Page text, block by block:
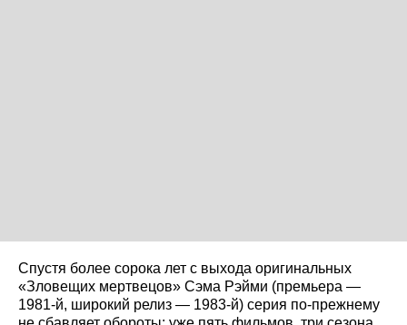
Спустя более сорока лет с выхода оригинальных
«Зловещих мертвецов» Сэма Рэйми (премьера —
1981-й, широкий релиз — 1983-й) серия по-прежнему